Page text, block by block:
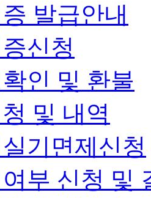
발급안내
신청
인 및 환불
및 내역
기면제신청
부 신청 및